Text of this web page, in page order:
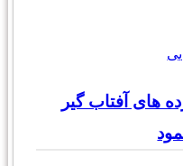
های آفتاب گیر